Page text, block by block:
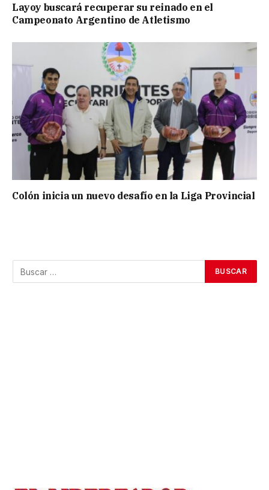
Layoy buscará recuperar su reinado en el
Campeonato Argentino de Atletismo
Colón inicia un nuevo desafío en la Liga Provincial